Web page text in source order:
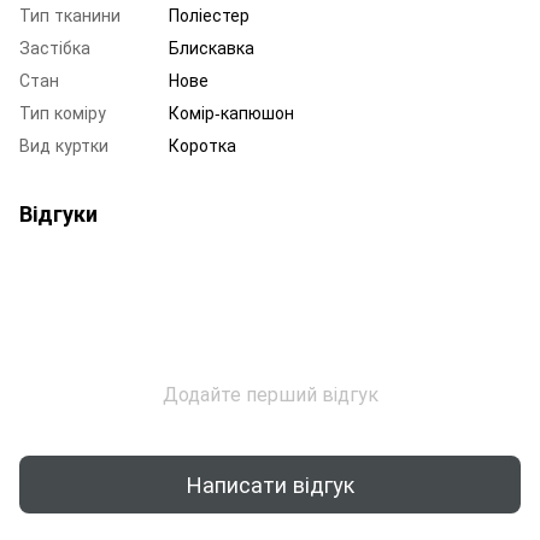
Тип тканини
Поліестер
Застібка
Блискавка
Стан
Нове
Тип коміру
Комір-капюшон
Вид куртки
Коротка
Відгуки
Додайте перший відгук
Написати відгук